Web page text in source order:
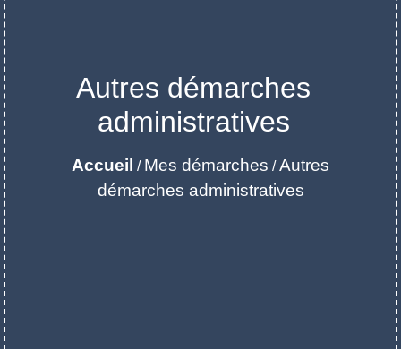
Autres démarches
administratives
Accueil / Mes démarches /Autres
démarches administratives